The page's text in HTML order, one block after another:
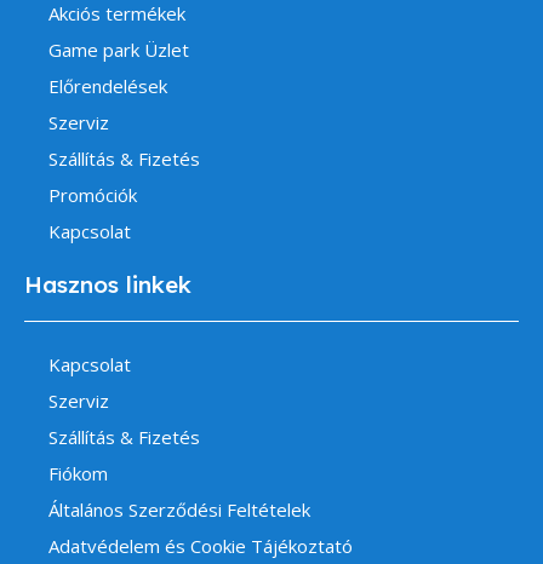
Akciós termékek
Game park Üzlet
Előrendelések
Szerviz
Szállítás & Fizetés
Promóciók
Kapcsolat
Hasznos linkek
Kapcsolat
Szerviz
Szállítás & Fizetés
Fiókom
Általános Szerződési Feltételek
Adatvédelem és Cookie Tájékoztató